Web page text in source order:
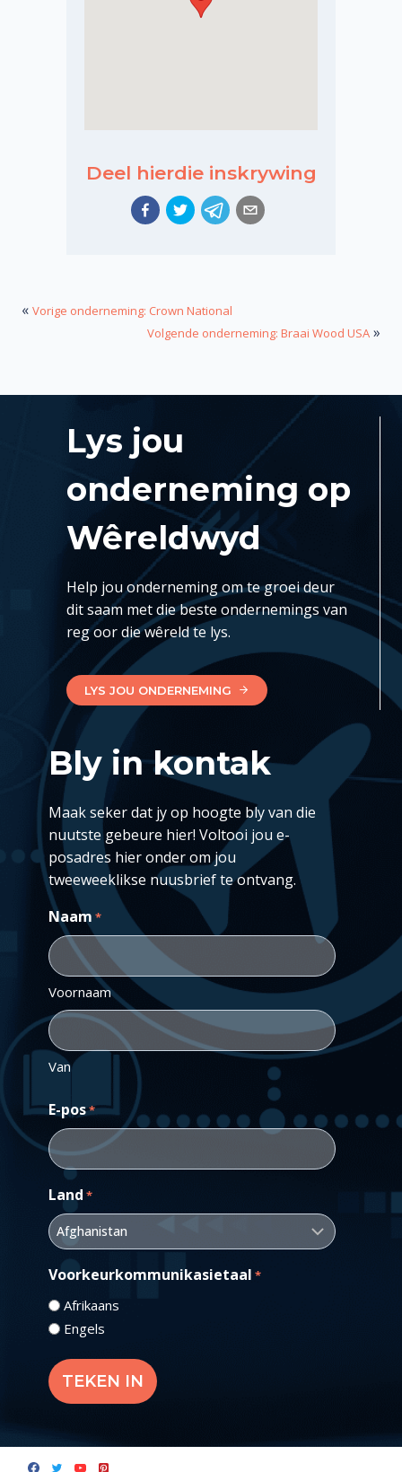
Deel hierdie inskrywing
« Vorige onderneming: Crown National
Volgende onderneming: Braai Wood USA »
Lys jou
onderneming op
Wêreldwyd
Help jou onderneming om te groei deur
dit saam met die beste ondernemings van
reg oor die wêreld te lys.
LYS JOU ONDERNEMING
Bly in kontak
Maak seker dat jy op hoogte bly van die
nuutste gebeure hier! Voltooi jou e-
posadres hier onder om jou
tweeweeklikse nuusbrief te ontvang.
Naam *
Voornaam
Van
E-pos*
Land *
Voorkeurkommunikasietaal *
Afrikaans
Engels